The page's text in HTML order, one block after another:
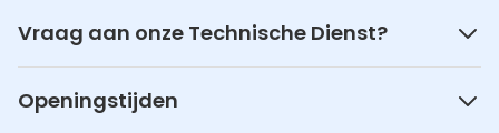
Vraag aan onze Technische Dienst?
Openingstijden